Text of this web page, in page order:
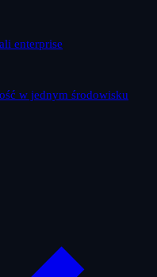
enterprise
w jednym środowisku